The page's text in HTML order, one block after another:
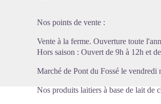
Nos points de vente :
Vente à la ferme. Ouverture toute
Hors saison : Ouvert de 9h à 12h et
Marché de Pont du Fossé le vendredi
Nos produits laitiers à base de lait de